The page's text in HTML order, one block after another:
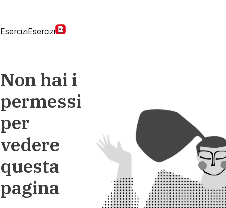
EserciziEsercizi
Non hai i
permessi
per
vedere
questa
pagina